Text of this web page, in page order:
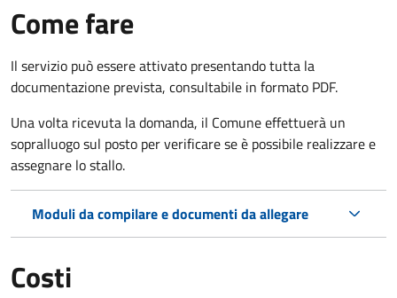
Come fare
Il servizio può essere attivato presentando tutta la
documentazione prevista, consultabile in formato PDF.
Una volta ricevuta la domanda, il Comune effettuerà un
sopralluogo sul posto per verificare se è possibile realizzare e
assegnare lo stallo.
Moduli da compilare e documenti da allegare
Costi